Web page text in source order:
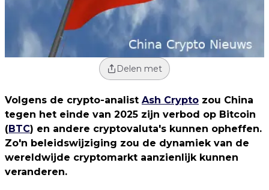
Delen met
Volgens de crypto-analist Ash Crypto zou China
tegen het einde van 2025 zijn verbod op Bitcoin
(BTC) en andere cryptovaluta's kunnen opheffen.
Zo'n beleidswijziging zou de dynamiek van de
wereldwijde cryptomarkt aanzienlijk kunnen
veranderen.